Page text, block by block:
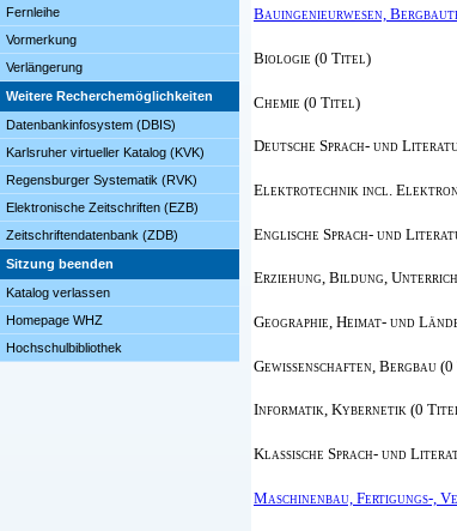
Fernleihe
Vormerkung
Verlängerung
Weitere Recherchemöglichkeiten
Datenbankinfosystem (DBIS)
Karlsruher virtueller Katalog (KVK)
Regensburger Systematik (RVK)
Elektronische Zeitschriften (EZB)
Zeitschriftendatenbank (ZDB)
Sitzung beenden
Katalog verlassen
Homepage WHZ
Hochschulbibliothek
Bauingenieurwesen,
Biologie (0 Titel)
Chemie (0 Titel)
Deutsche Sprach- und
Elektrotechnik incl.
Englische Sprach- und
Erziehung, Bildung,
Geographie, Heimat- und
Gewissenschaften, Bergbau
Informatik, Kybernetik (0
Klassische Sprach- und
Maschinenbau, Fertigungs-,